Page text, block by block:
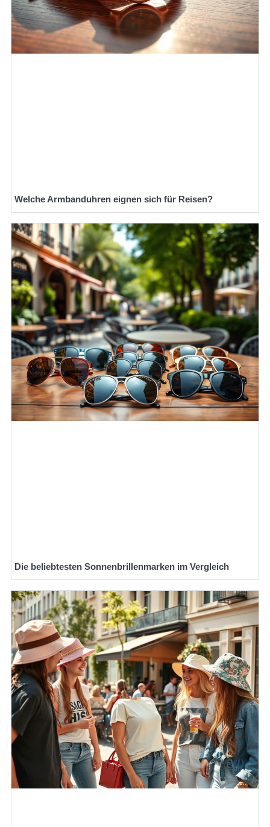
Welche Armbanduhren eignen sich für Reisen?
Die beliebtesten Sonnenbrillenmarken im Vergleich